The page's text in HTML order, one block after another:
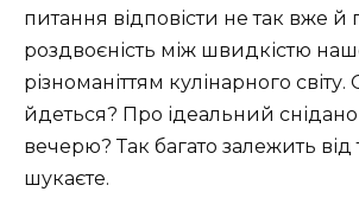
питання відповісти не так вже й
роздвоєність між швидкістю
різноманіттям кулінарного
йдеться? Про ідеальний
вечерю? Так багато залежить від
шукаєте.